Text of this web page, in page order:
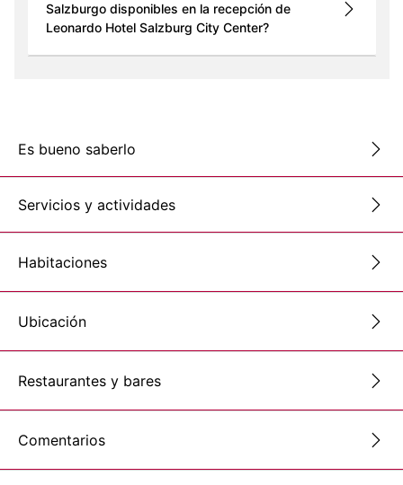
Salzburgo disponibles en la recepción de
Leonardo Hotel Salzburg City Center?
Es bueno saberlo
Servicios y actividades
Habitaciones
Ubicación
Restaurantes y bares
Comentarios